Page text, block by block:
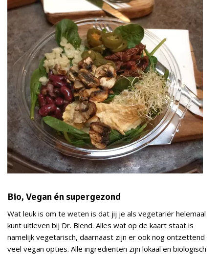
Bio, Vegan én supergezond
Wat leuk is om te weten is dat jij je als vegetariër helemaal
kunt uitleven bij Dr. Blend. Alles wat op de kaart staat is
namelijk vegetarisch, daarnaast zijn er ook nog ontzettend
veel vegan opties. Alle ingrediënten zijn lokaal en biologisch